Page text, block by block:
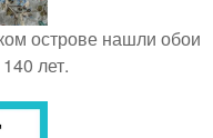
острове нашли обои
лет.